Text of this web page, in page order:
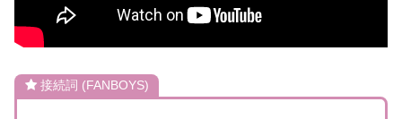
接続詞 (FANBOYS)